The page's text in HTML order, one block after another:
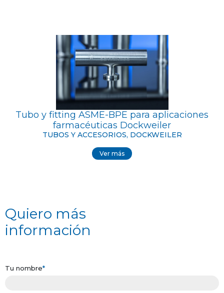
Tubo y fitting ASME-BPE para aplicaciones
farmacéuticas Dockweiler
TUBOS Y ACCESORIOS, DOCKWEILER
Ver más
Quiero más
información
Tu nombre*